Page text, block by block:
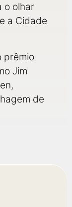
o olhar
a Cidade
prêmio
Jim
de